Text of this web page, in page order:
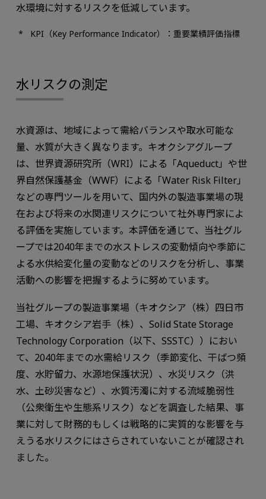
水環境に対するリスクを低減しています。
KPI（Key Performance Indicator）：重要業績評価指標
水リスクの測定
水資源は、地域によって需給バランスや取水可能な
量、水質が大きく異なります。キオクシアグループ
は、世界資源研究所（WRI）による「Aqueduct」や世
界自然保護基金（WWF）による「Water Risk Filter」
などの専門ツールを用いて、国内外の製造事業場の現
在および将来の水関連リスクについて社外専門家によ
る評価を実施しています。本評価を通じて、当社グル
ープでは2040年までの水ストレスの変動傾向や季節に
よる水供給変化量の変動などのリスクを分析し、事業
活動への影響を把握するように努めています。
当社グループの製造事業場（キオクシア（株）四日市
工場、キオクシア岩手（株）、Solid State Storage
Technology Corporation（以下、SSSTC））におい
て、2040年までの水需給リスク（季節変化、干ばつ頻
度、水貯留力、水源地保護状況）、水災リスク（洪
水、土砂災害など）、水質汚濁に対する流域脆弱性
（公衆衛生や生態系リスク）などを調査した結果、事
業に対して財務的もしくは戦略的に実質的な影響を与
えうる水リスクにはさらされていないことが確認され
ました。